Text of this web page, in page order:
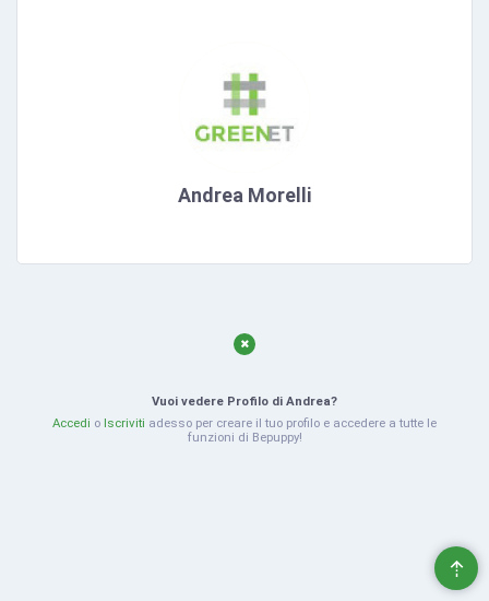
Andrea Morelli
Vuoi vedere Profilo di Andrea?
Accedi o Iscriviti adesso per creare il tuo profilo e accedere a tutte le
funzioni di Bepuppy!